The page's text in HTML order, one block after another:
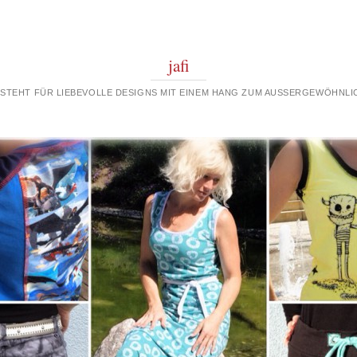
jafi
FÜR LIEBEVOLLE DESIGNS MIT EINEM HANG ZUM